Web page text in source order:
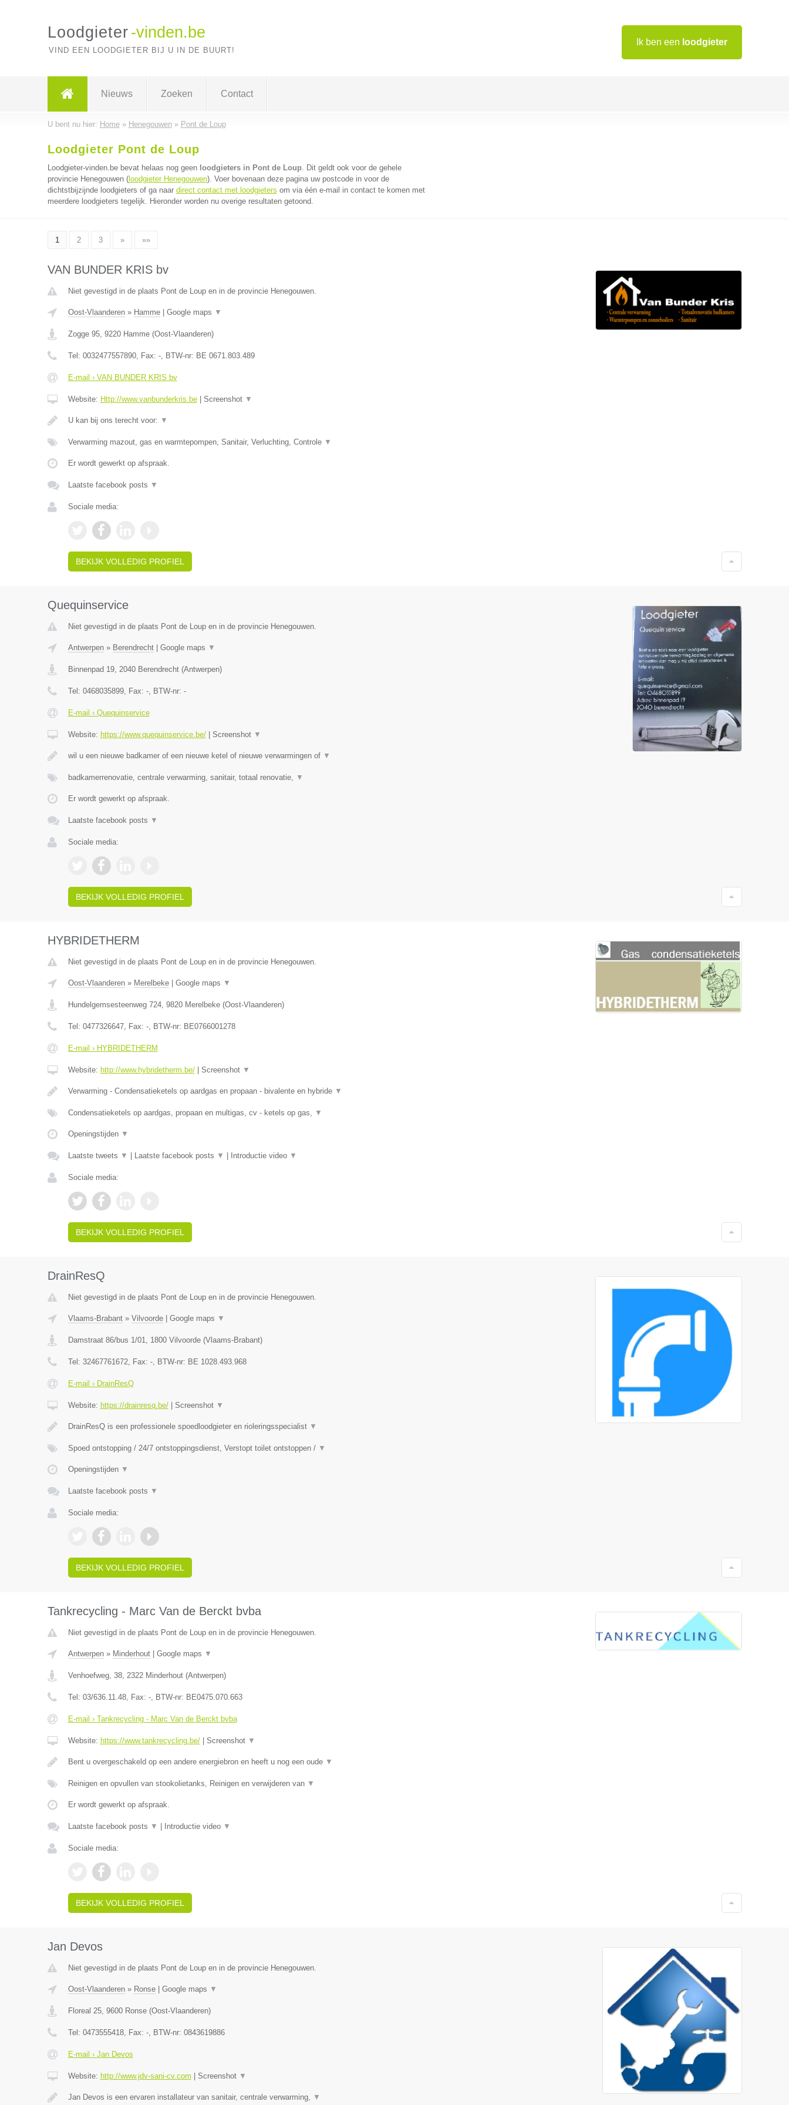
Ik ben een loodgieter
Loodgieter -vinden.be
VIND EEN LOODGIETER BIJ U IN DE BUURT!
Nieuws Zoeken Contact
U bent nu hier: Home» Henegouwen» Pont de Loup
Loodgieter Pont de Loup
Loodgieter-vinden.be bevat helaas nog geen loodgieters in Pont de Loup. Dit geldt ook voor de gehele
provincie Henegouwen (loodgieter Henegouwen). Voer bovenaan deze pagina uw postcode in voor de
dichtstbijzijnde loodgieters of ga naar direct contact met loodgieters om via één e-mail in contact te komen met
meerdere loodgieters tegelijk. Hieronder worden nu overige resultaten getoond.
1 2 3 » »»
VAN BUNDER KRIS bv
Niet gevestigd in de plaats Pont de Loup en in de provincie Henegouwen.
Oost-Vlaanderen» Hamme| Google maps ▼
Zogge 95, 9220 Hamme(Oost-Vlaanderen)
Tel: 0032477557890, Fax: -, BTW-nr: BE 0671.803.489
E-mail › VAN BUNDER KRIS bv
Website: Http://www.vanbunderkris.be| Screenshot ▼
U kan bij ons terecht voor: ▼
Verwarming mazout, gas en warmtepompen, Sanitair, Verluchting, Controle ▼
Er wordt gewerkt op afspraak.
Laatste facebook posts ▼
Sociale media:
BEKIJK VOLLEDIG PROFIEL
Quequinservice
Niet gevestigd in de plaats Pont de Loup en in de provincie Henegouwen.
Antwerpen» Berendrecht| Google maps ▼
Binnenpad 19, 2040 Berendrecht(Antwerpen)
Tel: 0468035899, Fax: -, BTW-nr: -
E-mail › Quequinservice
Website: https://www.quequinservice.be/| Screenshot ▼
wil u een nieuwe badkamer of een nieuwe ketel of nieuwe verwarmingen of ▼
badkamerrenovatie, centrale verwarming, sanitair, totaal renovatie, ▼
Er wordt gewerkt op afspraak.
Laatste facebook posts ▼
Sociale media:
BEKIJK VOLLEDIG PROFIEL
HYBRIDETHERM
Niet gevestigd in de plaats Pont de Loup en in de provincie Henegouwen.
Oost-Vlaanderen» Merelbeke| Google maps ▼
Hundelgemsesteenweg 724, 9820 Merelbeke(Oost-Vlaanderen)
Tel: 0477326647, Fax: -, BTW-nr: BE0766001278
E-mail › HYBRIDETHERM
Website: http://www.hybridetherm.be/| Screenshot ▼
Verwarming - Condensatieketels op aardgas en propaan - bivalente en hybride ▼
Condensatieketels op aardgas, propaan en multigas, cv - ketels op gas, ▼
Openingstijden ▼
Laatste tweets ▼ Laatste facebook posts ▼ Introductie video ▼
Sociale media:
BEKIJK VOLLEDIG PROFIEL
DrainResQ
Niet gevestigd in de plaats Pont de Loup en in de provincie Henegouwen.
Vlaams-Brabant» Vilvoorde| Google maps ▼
Damstraat 86/bus 1/01, 1800 Vilvoorde(Vlaams-Brabant)
Tel: 32467761672, Fax: -, BTW-nr: BE 1028.493.968
E-mail › DrainResQ
Website: https://drainresq.be/| Screenshot ▼
DrainResQ is een professionele spoedloodgieter en rioleringsspecialist ▼
Spoed ontstopping / 24/7 ontstoppingsdienst, Verstopt toilet ontstoppen / ▼
Openingstijden ▼
Laatste facebook posts ▼
Sociale media:
BEKIJK VOLLEDIG PROFIEL
Tankrecycling - Marc Van de Berckt bvba
Niet gevestigd in de plaats Pont de Loup en in de provincie Henegouwen.
Antwerpen» Minderhout| Google maps ▼
Venhoefweg, 38, 2322 Minderhout(Antwerpen)
Tel: 03/636.11.48, Fax: -, BTW-nr: BE0475.070.663
E-mail › Tankrecycling - Marc Van de Berckt bvba
Website: https://www.tankrecycling.be/| Screenshot ▼
Bent u overgeschakeld op een andere energiebron en heeft u nog een oude ▼
Reinigen en opvullen van stookolietanks, Reinigen en verwijderen van ▼
Er wordt gewerkt op afspraak.
Laatste facebook posts ▼ Introductie video ▼
Sociale media:
BEKIJK VOLLEDIG PROFIEL
Jan Devos
Niet gevestigd in de plaats Pont de Loup en in de provincie Henegouwen.
Oost-Vlaanderen» Ronse| Google maps ▼
Floreal 25, 9600 Ronse(Oost-Vlaanderen)
Tel: 0473555418, Fax: -, BTW-nr: 0843619886
E-mail › Jan Devos
Website: http://www.jdv-sani-cv.com Screenshot ▼
Jan Devos is een ervaren installateur van sanitair, centrale verwarming, ▼